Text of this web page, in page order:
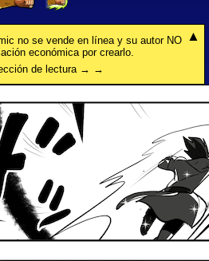
no se vende en línea y su autor NO
económica por crearlo.
de lectura → →